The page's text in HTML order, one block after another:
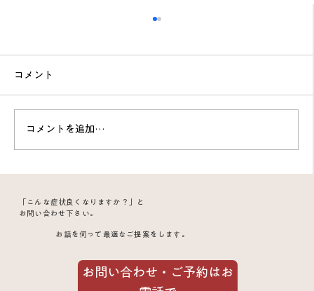
お問い合わせ・ご予約はお
「こんな症状良くなりますか？」と
お問い合わせ下さい。
お話を伺って最適なご提案をします。
源は指の背側だった60代女性の症例。極
細鍼で見事決着
コメント
コメントを追加…